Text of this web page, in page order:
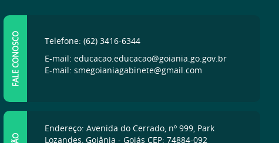
FALE CONOSCO
Telefone: (62) 3416-6344
E-mail: educacao.educacao@goiania.go.gov.br
E-mail: smegoianiagabinete@gmail.com
Endereço: Avenida do Cerrado, nº 999, Park
Lozandes, Goiânia - Goiás CEP: 74884-092